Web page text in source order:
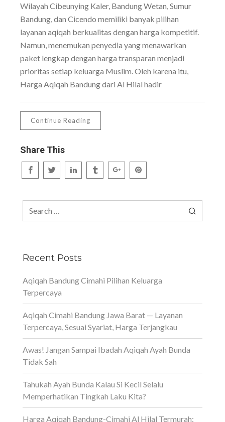
Wilayah Cibeunying Kaler, Bandung Wetan, Sumur
Bandung, dan Cicendo memiliki banyak pilihan
layanan aqiqah berkualitas dengan harga kompetitif.
Namun, menemukan penyedia yang menawarkan
paket lengkap dengan harga transparan menjadi
prioritas setiap keluarga Muslim. Oleh karena itu,
Harga Aqiqah Bandung dari Al Hilal hadir
Continue Reading
Share This
Recent Posts
Aqiqah Bandung Cimahi Pilihan Keluarga
Terpercaya
Aqiqah Cimahi Bandung Jawa Barat — Layanan
Terpercaya, Sesuai Syariat, Harga Terjangkau
Awas! Jangan Sampai Ibadah Aqiqah Ayah Bunda
Tidak Sah
Tahukah Ayah Bunda Kalau Si Kecil Selalu
Memperhatikan Tingkah Laku Kita?
Harga Aqiqah Bandung-Cimahi Al Hilal Termurah: